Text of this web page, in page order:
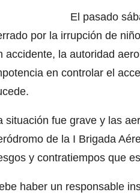
El pasado
por la irrupción de
accidente, la autoridad
en controlar el
situación fue grave y las
de la I Brigada
y contratiempos que
haber un responsable